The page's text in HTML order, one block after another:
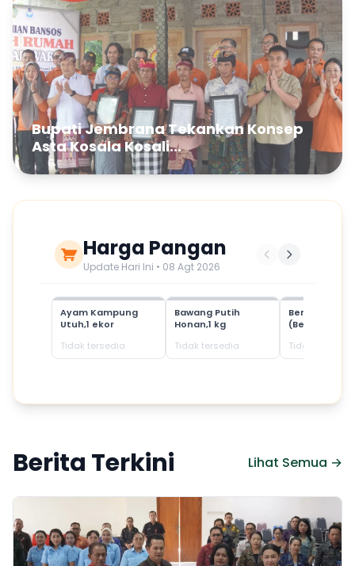
Bupati Jembrana Tekankan Konsep
Asta Kosala Kosali...
Harga Pangan
Update Hari Ini • 08 Agt 2026
Ayam Kampung
Utuh,1 ekor
Tidak tersedia
Bawang Putih
Honan,1 kg
Tidak tersedia
Beras
(Beras SPHP)
Tidak tersedia
Berita Terkini Lihat Semua →